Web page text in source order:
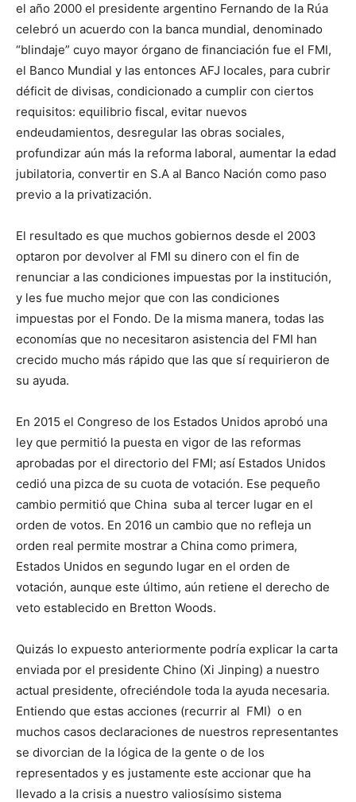
el año 2000 el presidente argentino Fernando de la Rúa
celebró un acuerdo con la banca mundial, denominado
“blindaje” cuyo mayor órgano de financiación fue el FMI,
el Banco Mundial y las entonces AFJ locales, para cubrir
déficit de divisas, condicionado a cumplir con ciertos
requisitos: equilibrio fiscal, evitar nuevos
endeudamientos, desregular las obras sociales,
profundizar aún más la reforma laboral, aumentar la edad
jubilatoria, convertir en S.A al Banco Nación como paso
previo a la privatización.
El resultado es que muchos gobiernos desde el 2003
optaron por devolver al FMI su dinero con el fin de
renunciar a las condiciones impuestas por la institución,
y les fue mucho mejor que con las condiciones
impuestas por el Fondo. De la misma manera, todas las
economías que no necesitaron asistencia del FMI han
crecido mucho más rápido que las que sí requirieron de
su ayuda.
En 2015 el Congreso de los Estados Unidos aprobó una
ley que permitió la puesta en vigor de las reformas
aprobadas por el directorio del FMI; así Estados Unidos
cedió una pizca de su cuota de votación. Ese pequeño
cambio permitió que China suba al tercer lugar en el
orden de votos. En 2016 un cambio que no refleja un
orden real permite mostrar a China como primera,
Estados Unidos en segundo lugar en el orden de
votación, aunque este último, aún retiene el derecho de
veto establecido en Bretton Woods.
Quizás lo expuesto anteriormente podría explicar la carta
enviada por el presidente Chino (Xi Jinping) a nuestro
actual presidente, ofreciéndole toda la ayuda necesaria.
Entiendo que estas acciones (recurrir al FMI) o en
muchos casos declaraciones de nuestros representantes
se divorcian de la lógica de la gente o de los
representados y es justamente este accionar que ha
llevado a la crisis a nuestro valiosísimo sistema